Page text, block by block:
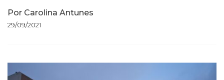
Por Carolina Antunes
29/09/2021